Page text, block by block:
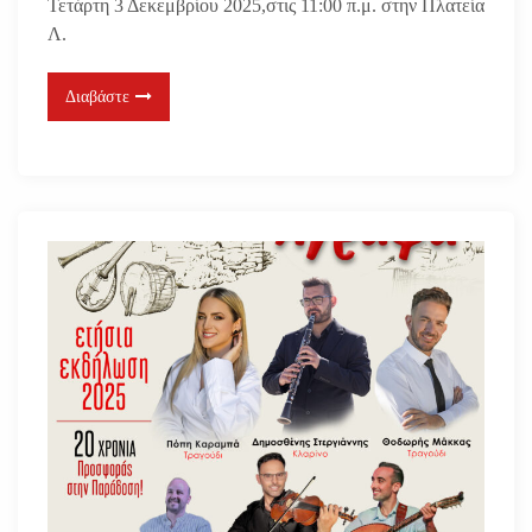
Τετάρτη 3 Δεκεμβρίου 2025,στις 11:00 π.μ. στην Πλατεία
Λ.
Διαβάστε